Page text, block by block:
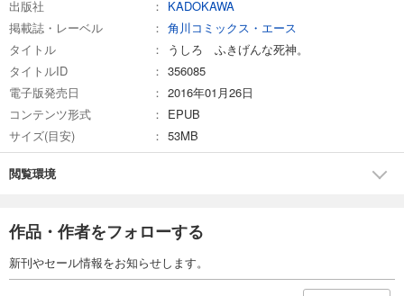
出版社
KADOKAWA
掲載誌・レーベル
角川コミックス・エース
タイトル
うしろ ふきげんな死神。
タイトルID
356085
電子版発売日
2016年01月26日
コンテンツ形式
EPUB
サイズ(目安)
53MB
閲覧環境
作品・作者をフォローする
新刊やセール情報をお知らせします。